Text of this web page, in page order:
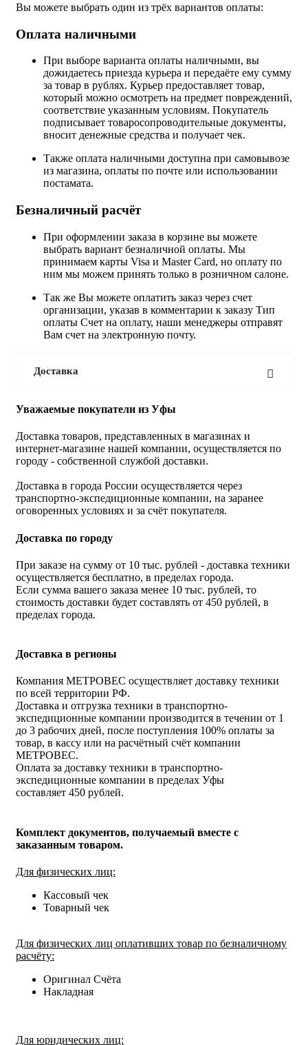
Вы можете выбрать один из трёх вариантов оплаты:
Оплата наличными
При выборе варианта оплаты наличными, вы
дожидаетесь приезда курьера и передаёте ему сумму
за товар в рублях. Курьер предоставляет товар,
который можно осмотреть на предмет повреждений,
соответствие указанным условиям. Покупатель
подписывает товаросопроводительные документы,
вносит денежные средства и получает чек.
Также оплата наличными доступна при самовывозе
из магазина, оплаты по почте или использовании
постамата.
Безналичный расчёт
При оформлении заказа в корзине вы можете
выбрать вариант безналичной оплаты. Мы
принимаем карты Visa и Master Card, но оплату по
ним мы можем принять только в розничном салоне.
Так же Вы можете оплатить заказ через счет
организации, указав в комментарии к заказу Тип
оплаты Счет на оплату, наши менеджеры отправят
Вам счет на электронную почту.
Доставка
Уважаемые покупатели из Уфы
Доставка товаров, представленных в магазинах и
интернет-магазине нашей компании, осуществляется по
городу - собственной службой доставки.
Доставка в города России осуществляется через
транспортно-экспедиционные компании, на заранее
оговоренных условиях и за счёт покупателя.
Доставка по городу
При заказе на сумму от 10 тыс. рублей - доставка техники
осуществляется бесплатно, в пределах города.
Если сумма вашего заказа менее 10 тыс. рублей, то
стоимость доставки будет составлять от 450 рублей, в
пределах города.
Доставка в регионы
Компания МЕТРОВЕС осуществляет доставку техники
по всей территории РФ.
Доставка и отгрузка техники в транспортно-
экспедиционные компании производится в течении от 1
до 3 рабочих дней, после поступления 100% оплаты за
товар, в кассу или на расчётный счёт компании
МЕТРОВЕС.
Оплата за доставку техники в транспортно-
экспедиционные компании в пределах Уфы
составляет 450 рублей.
Комплект документов, получаемый вместе с
заказанным товаром.
Для физических лиц:
Кассовый чек
Товарный чек
Для физических лиц оплативших товар по безналичному
расчёту:
Оригинал Счёта
Накладная
Для юридических лиц: